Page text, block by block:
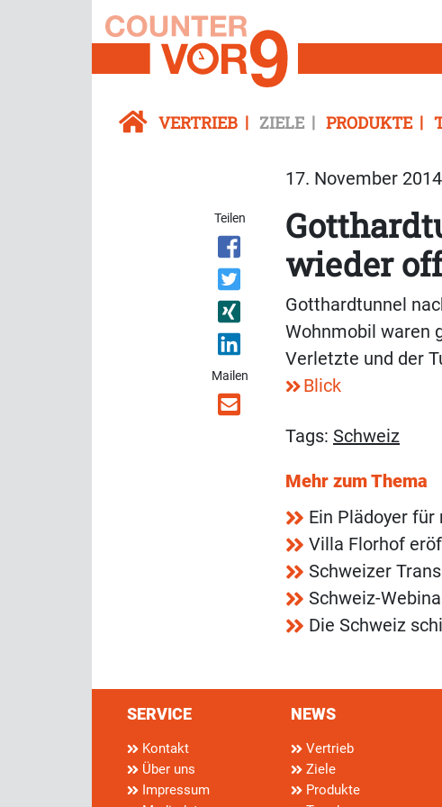
VERTRIEB ZIELE PRODUKTE
17. November
Teilen
Mailen
wieder
Gotthardtunnel
Wohnmobil waren
Verletzte und der
Blick
Tags: Schweiz
Mehr zum Thema
Ein Plädoyer
Villa Florhof
Schweizer
Schweiz-
Die Schweiz
SERVICE
Kontakt
Über uns
Impressum
NEWS
Vertrieb
Ziele
Produkte